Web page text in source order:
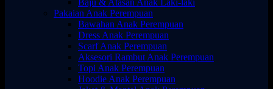
Baju & Atasan Anak Laki-laki
Pakaian Anak Perempuan
Bawahan Anak Perempuan
Dress Anak Perempuan
Scarf Anak Perempuan
Aksesori Rambut Anak Perempuan
Topi Anak Perempuan
Hoodie Anak Perempuan